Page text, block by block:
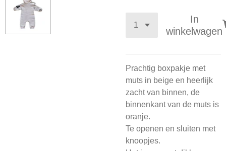
In
winkelwagen
Prachtig boxpakje met
muts in beige en heerlijk
zacht van binnen, de
binnenkant van de muts is
oranje.
Te openen en sluiten met
knoopjes.